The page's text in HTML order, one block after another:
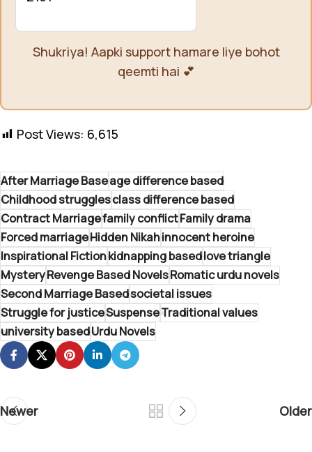
Shukriya! Aapki support hamare liye bohot
qeemti hai 💕
Post Views: 6,615
After Marriage Baseage difference based
Childhood strugglesclass difference based
Contract Marriagefamily conflictFamily drama
Forced marriageHidden Nikahinnocent heroine
Inspirational Fictionkidnapping basedlove triangle
MysteryRevenge Based NovelsRomatic urdu novels
Second Marriage Basedsocietal issues
Struggle for justiceSuspenseTraditional values
university basedUrdu Novels
Newer Older